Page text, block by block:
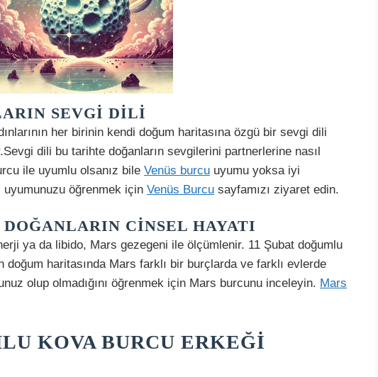
SEVGI DILI
her birinin kendi doğum haritasına özgü bir sevgi dili
dili bu tarihte doğanların sevgilerini partnerlerine nasıl
ile uyumlu olsanız bile Venüs burcu uyumu yoksa iyi
öğrenmek için Venüs Burcu sayfamızı ziyaret edin.
CINSEL HAYATI
ya da libido, Mars gezegeni ile ölçümlenir. 11 Şubat doğumlu
doğum haritasında Mars farklı bir burçlarda ve farklı evlerde
olup olmadığını öğrenmek için Mars burcunu inceleyin. Mars
KOVA BURCU ERKEĞI